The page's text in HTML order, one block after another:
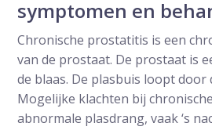
symptomen en
Chronische prostatitis is een
van de prostaat. De prostaat is
de blaas. De plasbuis loopt door
Mogelijke klachten bij
abnormale plasdrang, vaak ‘s